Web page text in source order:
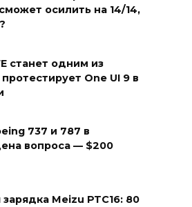
осилить на 14/14,
станет одним из
One UI 9 в
737 и 787 в
вопроса — $200
Meizu PTC16: 80